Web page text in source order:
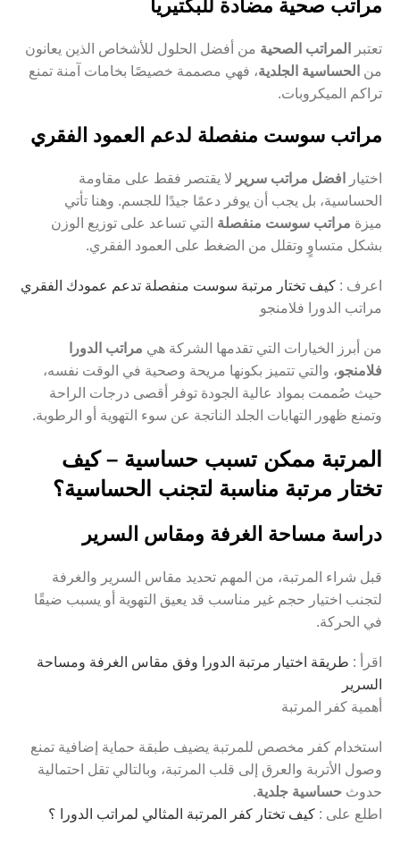
مراتب صحية مضادة للبكتيريا
تعتبر المراتب الصحية من أفضل الحلول للأشخاص الذين يعانون
من الحساسية الجلدية، فهي مصممة خصيصًا بخامات آمنة تمنع
تراكم الميكروبات.
مراتب سوست منفصلة لدعم العمود الفقري
اختيار افضل مراتب سرير لا يقتصر فقط على مقاومة
الحساسية، بل يجب أن يوفر دعمًا جيدًا للجسم. وهنا تأتي
ميزة مراتب سوست منفصلة التي تساعد على توزيع الوزن
بشكل متساوٍ وتقلل من الضغط على العمود الفقري.
اعرف : كيف تختار مرتبة سوست منفصلة تدعم عمودك الفقري
مراتب الدورا فلامنجو
من أبرز الخيارات التي تقدمها الشركة هي مراتب الدورا
فلامنجو، والتي تتميز بكونها مريحة وصحية في الوقت نفسه،
حيث صُممت بمواد عالية الجودة توفر أقصى درجات الراحة
وتمنع ظهور التهابات الجلد الناتجة عن سوء التهوية أو الرطوبة.
المرتبة ممكن تسبب حساسية – كيف
تختار مرتبة مناسبة لتجنب الحساسية؟
دراسة مساحة الغرفة ومقاس السرير
قبل شراء المرتبة، من المهم تحديد مقاس السرير والغرفة
لتجنب اختيار حجم غير مناسب قد يعيق التهوية أو يسبب ضيقًا
في الحركة.
اقرأ : طريقة اختيار مرتبة الدورا وفق مقاس الغرفة ومساحة
السرير
أهمية كفر المرتبة
استخدام كفر مخصص للمرتبة يضيف طبقة حماية إضافية تمنع
وصول الأتربة والعرق إلى قلب المرتبة، وبالتالي تقل احتمالية
حدوث حساسية جلدية.
اطلع على : كيف تختار كفر المرتبة المثالي لمراتب الدورا ؟